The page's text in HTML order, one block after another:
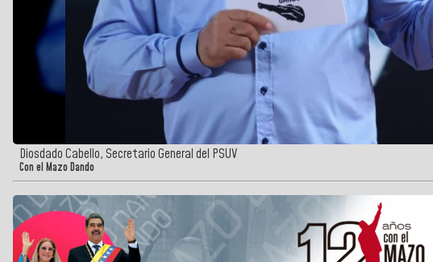
Diosdado Cabello, Secretario General del PSUV
Con el Mazo Dando